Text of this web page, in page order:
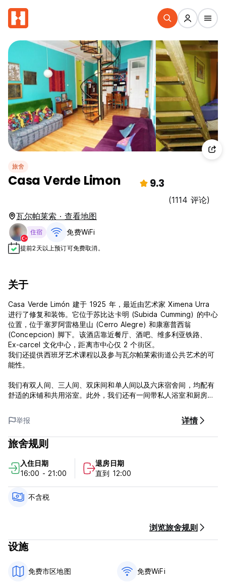
旅舍
Casa Verde Limon 9.3
(1114 评论)
瓦尔帕莱索 · 查看地图
住宿 免费WiFi
提前2天以上预订可免费取消。
关于
Casa Verde Limón 建于 1925 年，最近由艺术家 Ximena Urra
进行了修复和装饰。它位于苏比达卡明 (Subida Cumming) 的中心
位置，位于塞罗阿雷格里山 (Cerro Alegre) 和康塞普西翁
(Concepcion) 脚下。该酒店靠近餐厅、酒吧、维多利亚铁路、
Ex-carcel 文化中心，距离市中心仅 2 个街区。
我们还提供西班牙艺术课程以及参与瓦尔帕莱索街道公共艺术的可
能性。
我们有双人间、三人间、双床间和单人间以及六床宿舍间，均配有
舒适的床铺和共用浴室。此外，我们还有一间带私人浴室和厨房的
如果您寻求隐私。我们还有另一栋建筑，距离 Casa Verde Limon
80 米，名为 Casa Violeta Limón。该建筑有 11 间带家具的公寓/
阁楼，配有浴室和厨房。每一款都有不同的设计，灵感来自亚洲神
住。
请确认您的抵达时间。
新冠肺炎 -19 入住。如需办理入住手续，请致电或 WhatsApp
在接待处佩戴口罩。
设施宿舍
举报 详情
旅舍规则
入住日期
16:00 - 21:00
退房日期
直到 12:00
不含税
浏览旅舍规则
设施
免费市区地图 免费WiFi